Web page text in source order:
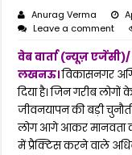
Anurag Verma
Leave a comment
वेब वार्ता (न्यूज़
लखनऊ।विकासनगर
दिया है। जिन गरीब
जीवनयापन की बड़ी
लोग आगे आकर मानवता
में प्रैक्टिस करने वाले